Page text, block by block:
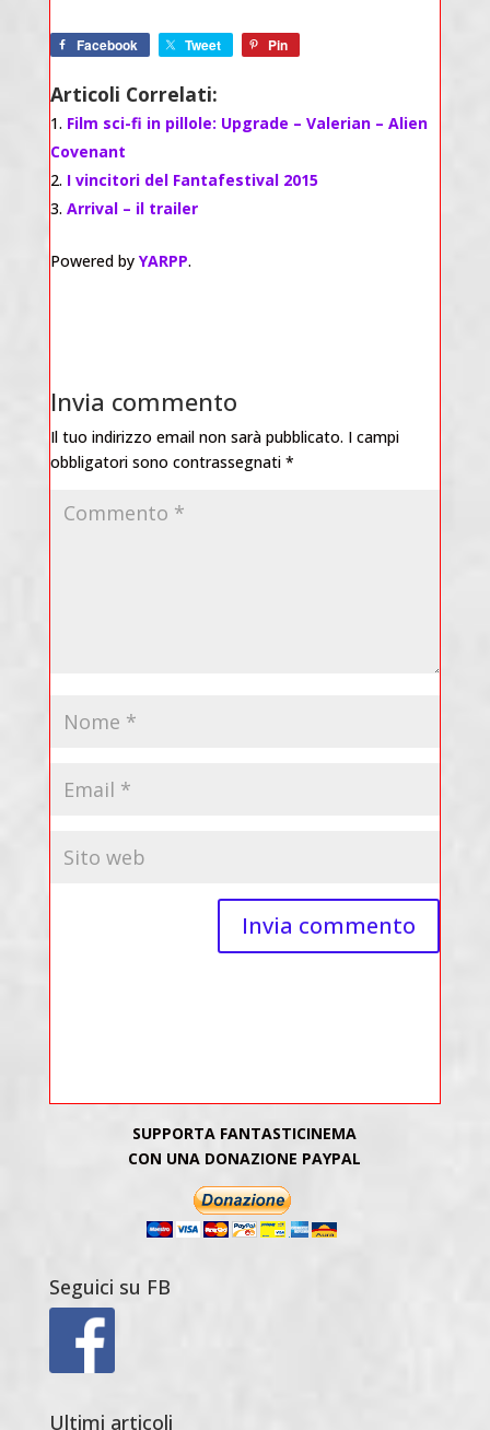
Facebook Tweet Pin
Articoli Correlati:
Film sci-fi in pillole: Upgrade – Valerian – Alien
Covenant
I vincitori del Fantafestival 2015
Arrival – il trailer
Powered by YARPP.
Invia commento
Il tuo indirizzo email non sarà pubblicato. I campi
obbligatori sono contrassegnati *
SUPPORTA FANTASTICINEMA
CON UNA DONAZIONE PAYPAL
Seguici su FB
Ultimi articoli